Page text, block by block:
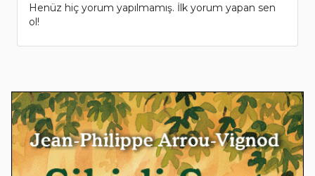
Henüz hiç yorum yapılmamış. İlk yorum yapan sen
ol!